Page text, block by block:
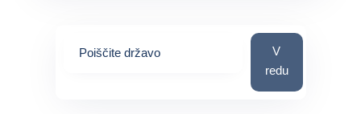
Poiščite državo Poiščite državo
V
redu